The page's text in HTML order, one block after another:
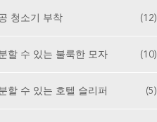
청소기 부착 (12)
할 수 있는 불룩한 모자 (10)
할 수 있는 호텔 슬리퍼 (5)